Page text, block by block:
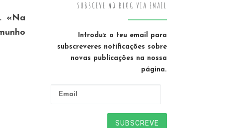
«Na
SUBSCEVE AO BLOG VIA EMAIL
Introduz o teu email para
subscreveres notificações sobre
novas publicações na nossa
página.
SUBSCREVE